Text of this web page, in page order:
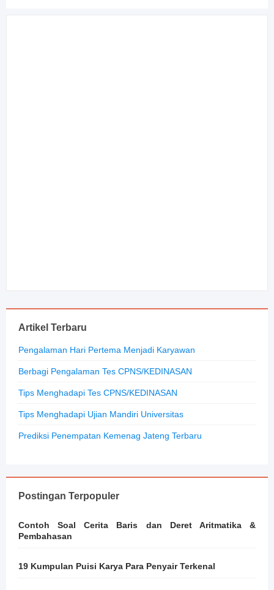
Artikel Terbaru
Pengalaman Hari Pertema Menjadi Karyawan
Berbagi Pengalaman Tes CPNS/KEDINASAN
Tips Menghadapi Tes CPNS/KEDINASAN
Tips Menghadapi Ujian Mandiri Universitas
Prediksi Penempatan Kemenag Jateng Terbaru
Postingan Terpopuler
Contoh Soal Cerita Baris dan Deret Aritmatika &
Pembahasan
19 Kumpulan Puisi Karya Para Penyair Terkenal